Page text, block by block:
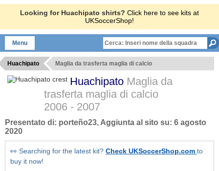
Looking for Huachipato shirts? Click here to see kits at
UKSoccerShop!
Menu
Huachipato Maglia da trasferta maglia di calcio
Huachipato Maglia da
trasferta maglia di calcio
2006 - 2007
Presentato di: porteño23, Aggiunta al sito su: 6 agosto
2020
👀 Searching for the latest kit? Check UKSoccerShop.com to
buy it now!